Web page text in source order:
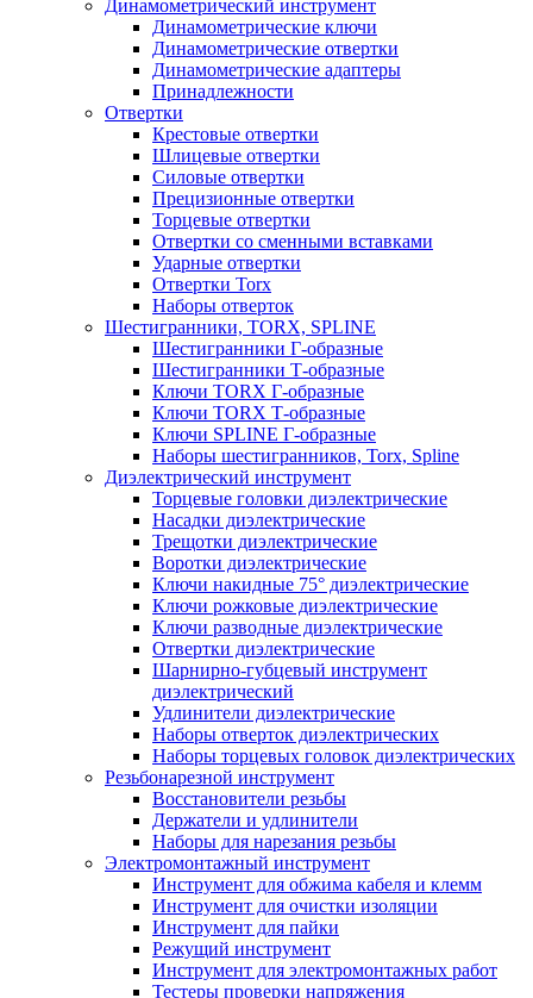
Динамометрический инструмент
Динамометрические ключи
Динамометрические отвертки
Динамометрические адаптеры
Принадлежности
Отвертки
Крестовые отвертки
Шлицевые отвертки
Силовые отвертки
Прецизионные отвертки
Торцевые отвертки
Отвертки со сменными вставками
Ударные отвертки
Отвертки Torx
Наборы отверток
Шестигранники, TORX, SPLINE
Шестигранники Г-образные
Шестигранники Т-образные
Ключи TORX Г-образные
Ключи TORX Т-образные
Ключи SPLINE Г-образные
Наборы шестигранников, Torx, Spline
Диэлектрический инструмент
Торцевые головки диэлектрические
Насадки диэлектрические
Трещотки диэлектрические
Воротки диэлектрические
Ключи накидные 75° диэлектрические
Ключи рожковые диэлектрические
Ключи разводные диэлектрические
Отвертки диэлектрические
Шарнирно-губцевый инструмент
диэлектрический
Удлинители диэлектрические
Наборы отверток диэлектрических
Наборы торцевых головок диэлектрических
Резьбонарезной инструмент
Восстановители резьбы
Держатели и удлинители
Наборы для нарезания резьбы
Электромонтажный инструмент
Инструмент для обжима кабеля и клемм
Инструмент для очистки изоляции
Инструмент для пайки
Режущий инструмент
Инструмент для электромонтажных работ
Тестеры проверки напряжения